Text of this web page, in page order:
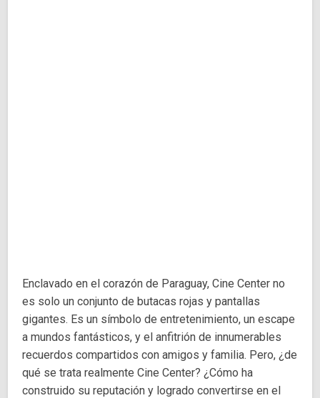
Enclavado en el corazón de Paraguay, Cine Center no
es solo un conjunto de butacas rojas y pantallas
gigantes. Es un símbolo de entretenimiento, un escape
a mundos fantásticos, y el anfitrión de innumerables
recuerdos compartidos con amigos y familia. Pero, ¿de
qué se trata realmente Cine Center? ¿Cómo ha
construido su reputación y logrado convertirse en el